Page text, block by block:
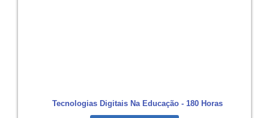
Tecnologias Digitais Na Educação - 180 Horas